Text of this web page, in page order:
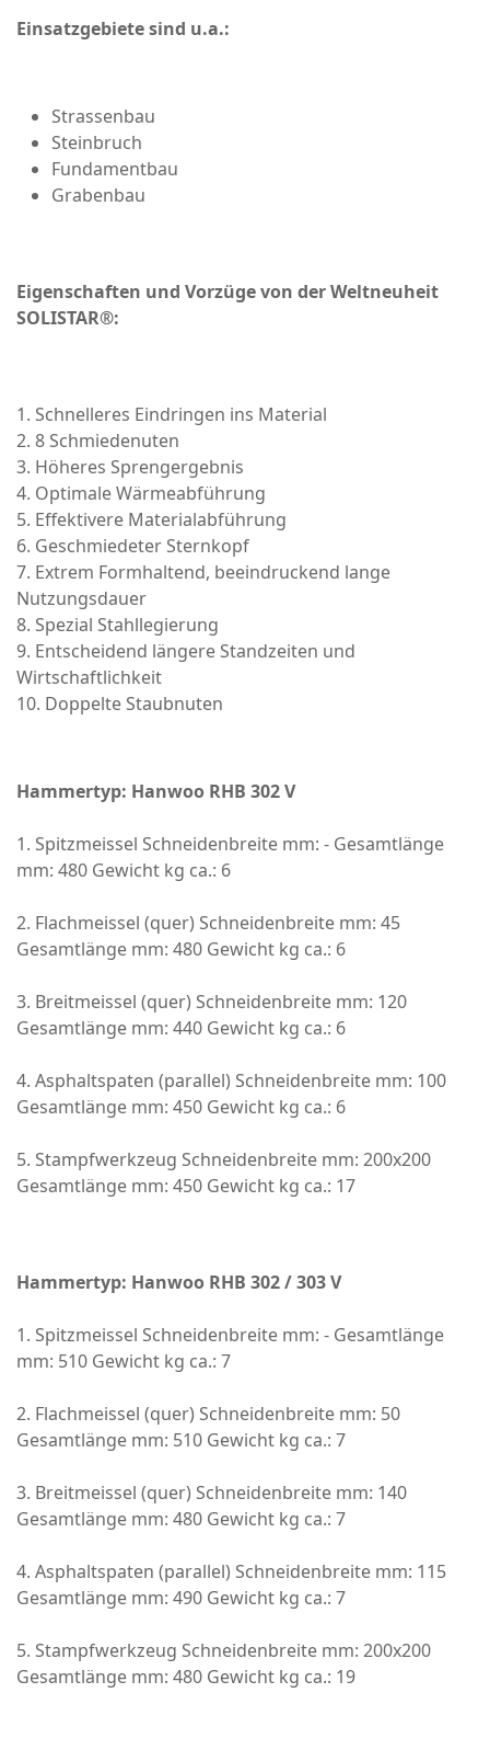
Einsatzgebiete sind u.a.:
Strassenbau
Steinbruch
Fundamentbau
Grabenbau
Eigenschaften und Vorzüge von der Weltneuheit
SOLISTAR®:
1. Schnelleres Eindringen ins Material
2. 8 Schmiedenuten
3. Höheres Sprengergebnis
4. Optimale Wärmeabführung
5. Effektivere Materialabführung
6. Geschmiedeter Sternkopf
7. Extrem Formhaltend, beeindruckend lange
Nutzungsdauer
8. Spezial Stahllegierung
9. Entscheidend längere Standzeiten und
Wirtschaftlichkeit
10. Doppelte Staubnuten
Hammertyp: Hanwoo RHB 302 V
1. Spitzmeissel Schneidenbreite mm: - Gesamtlänge
mm: 480 Gewicht kg ca.: 6
2. Flachmeissel (quer) Schneidenbreite mm: 45
Gesamtlänge mm: 480 Gewicht kg ca.: 6
3. Breitmeissel (quer) Schneidenbreite mm: 120
Gesamtlänge mm: 440 Gewicht kg ca.: 6
4. Asphaltspaten (parallel) Schneidenbreite mm: 100
Gesamtlänge mm: 450 Gewicht kg ca.: 6
5. Stampfwerkzeug Schneidenbreite mm: 200x200
Gesamtlänge mm: 450 Gewicht kg ca.: 17
Hammertyp: Hanwoo RHB 302 / 303 V
1. Spitzmeissel Schneidenbreite mm: - Gesamtlänge
mm: 510 Gewicht kg ca.: 7
2. Flachmeissel (quer) Schneidenbreite mm: 50
Gesamtlänge mm: 510 Gewicht kg ca.: 7
3. Breitmeissel (quer) Schneidenbreite mm: 140
Gesamtlänge mm: 480 Gewicht kg ca.: 7
4. Asphaltspaten (parallel) Schneidenbreite mm: 115
Gesamtlänge mm: 490 Gewicht kg ca.: 7
5. Stampfwerkzeug Schneidenbreite mm: 200x200
Gesamtlänge mm: 480 Gewicht kg ca.: 19